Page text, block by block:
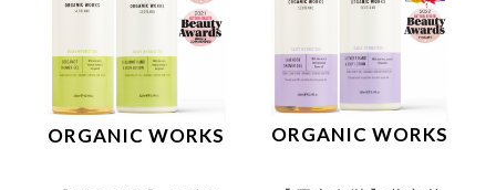
ORGANIC WORKS ORGANIC WORKS